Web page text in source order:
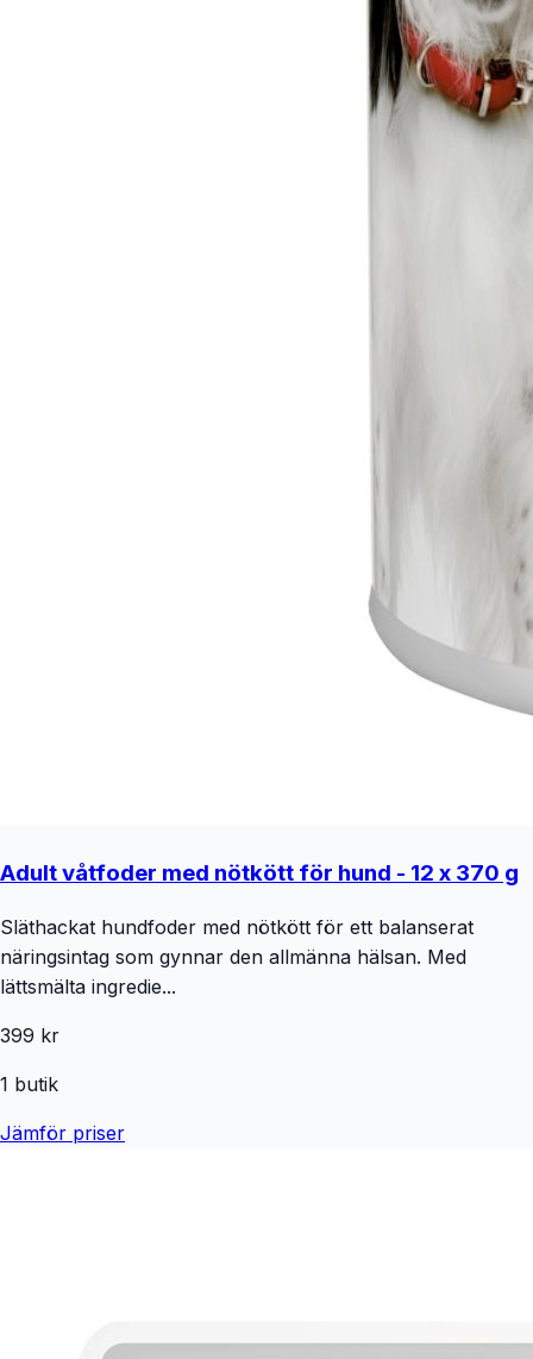
Adult våtfoder med nötkött för hund - 12 x 370 g
Släthackat hundfoder med nötkött för ett balanserat
näringsintag som gynnar den allmänna hälsan. Med
lättsmälta ingredie...
399 kr
1 butik
Jämför priser